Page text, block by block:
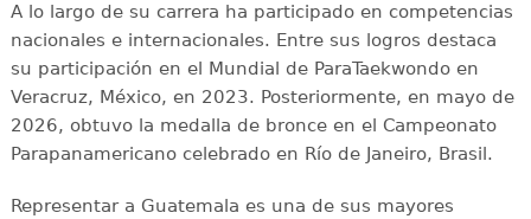
A lo largo de su carrera ha participado en competencias
nacionales e internacionales. Entre sus logros destaca
su participación en el Mundial de ParaTaekwondo en
Veracruz, México, en 2023. Posteriormente, en mayo de
2026, obtuvo la medalla de bronce en el Campeonato
Parapanamericano celebrado en Río de Janeiro, Brasil.
Representar a Guatemala es una de sus mayores